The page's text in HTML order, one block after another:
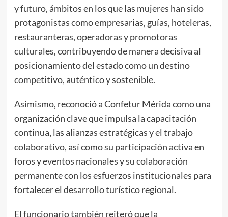
y futuro, ámbitos en los que las mujeres han sido
protagonistas como empresarias, guías, hoteleras,
restauranteras, operadoras y promotoras
culturales, contribuyendo de manera decisiva al
posicionamiento del estado como un destino
competitivo, auténtico y sostenible.
Asimismo, reconoció a Confetur Mérida como una
organización clave que impulsa la capacitación
continua, las alianzas estratégicas y el trabajo
colaborativo, así como su participación activa en
foros y eventos nacionales y su colaboración
permanente con los esfuerzos institucionales para
fortalecer el desarrollo turístico regional.
El funcionario también reiteró que la